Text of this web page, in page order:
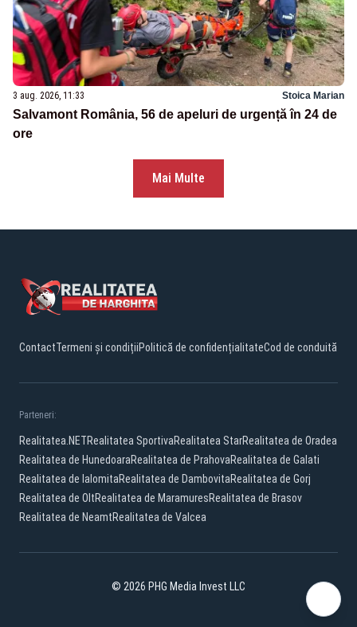
3 aug. 2026, 11:33 Stoica Marian
Salvamont România, 56 de apeluri de urgență în 24 de
ore
Mai Multe
ContactTermeni și condițiiPolitică de confidențialitateCod de conduită
Parteneri:
Realitatea.NETRealitatea SportivaRealitatea StarRealitatea de Oradea
Realitatea de HunedoaraRealitatea de PrahovaRealitatea de Galati
Realitatea de IalomitaRealitatea de DambovitaRealitatea de Gorj
Realitatea de OltRealitatea de MaramuresRealitatea de Brasov
Realitatea de NeamtRealitatea de Valcea
© 2026 PHG Media Invest LLC